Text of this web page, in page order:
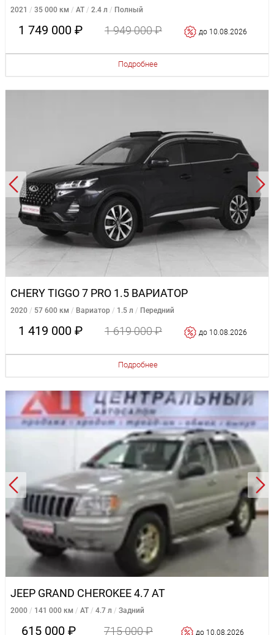
2021 35 000 км AT 2.4 л Полный
1 749 000 ₽ 1 949 000 ₽ до 10.08.2026
Подробнее
CHERY TIGGO 7 PRO 1.5 ВАРИАТОР
2020 57 600 км Вариатор 1.5 л Передний
1 419 000 ₽ 1 619 000 ₽ до 10.08.2026
Подробнее
JEEP GRAND CHEROKEE 4.7 AT
2000 141 000 км AT 4.7 л Задний
615 000 ₽ 715 000 ₽ до 10.08.2026